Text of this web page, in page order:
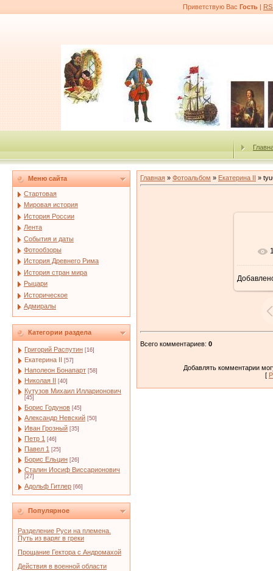
Приветствую Вас Гость |
Меню сайта
Стартовая
Мировая история
История России
Лента
События и даты
Фотообзоры
История Древнего Рима
История стран мира
Рыцари
Историческое
Адмиралы
Категории раздела
Григорий Распутин [16]
Екатерина II [57]
Наполеон Бонапарт [58]
Николая II [40]
Кутузов Михаил Илларионович
[45]
Борис Годунов [45]
Александр Невский [50]
Иван Грозный [35]
Петр 1 [46]
Павел 1 [25]
Борис Ельцин [26]
Сталин Иосиф Виссарионович
[27]
Адольф Гитлер [66]
Популярное
Разделение Руси на племена.
Путь из варяг в греки
Прощание Гектора с Андромахой
Действия в военной области
Главная » Фотоальбом » Екатерина II »
Всего комментариев: 0
Добавлять комментарии
[